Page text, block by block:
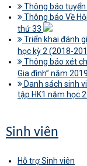
Thông báo
Thông báo Về
thứ 33
Triển khai đánh
học kỳ 2 (2018-
Thông báo xét
Gia đình” năm 2019
Danh sách sinh
tập HK1 năm học
Sinh viên
Hỗ trợ Sinh viên